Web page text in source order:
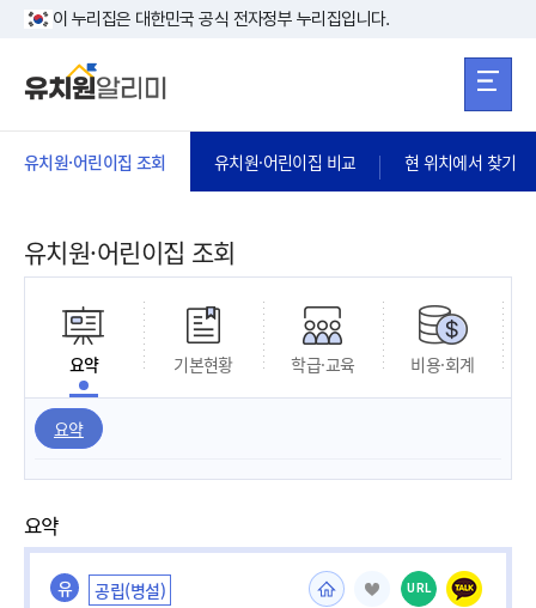
본문 바로가기
이 누리집은 대한민국 공식 전자정부 누리집입니다.
유치원·어린이집 조회 유치원·어린이집 비교 현 위치에서 찾기
유치원·어린이집 조회
요약 기본현황 학급·교육 비용·회계
요약
요약
유 공립(병설) URL